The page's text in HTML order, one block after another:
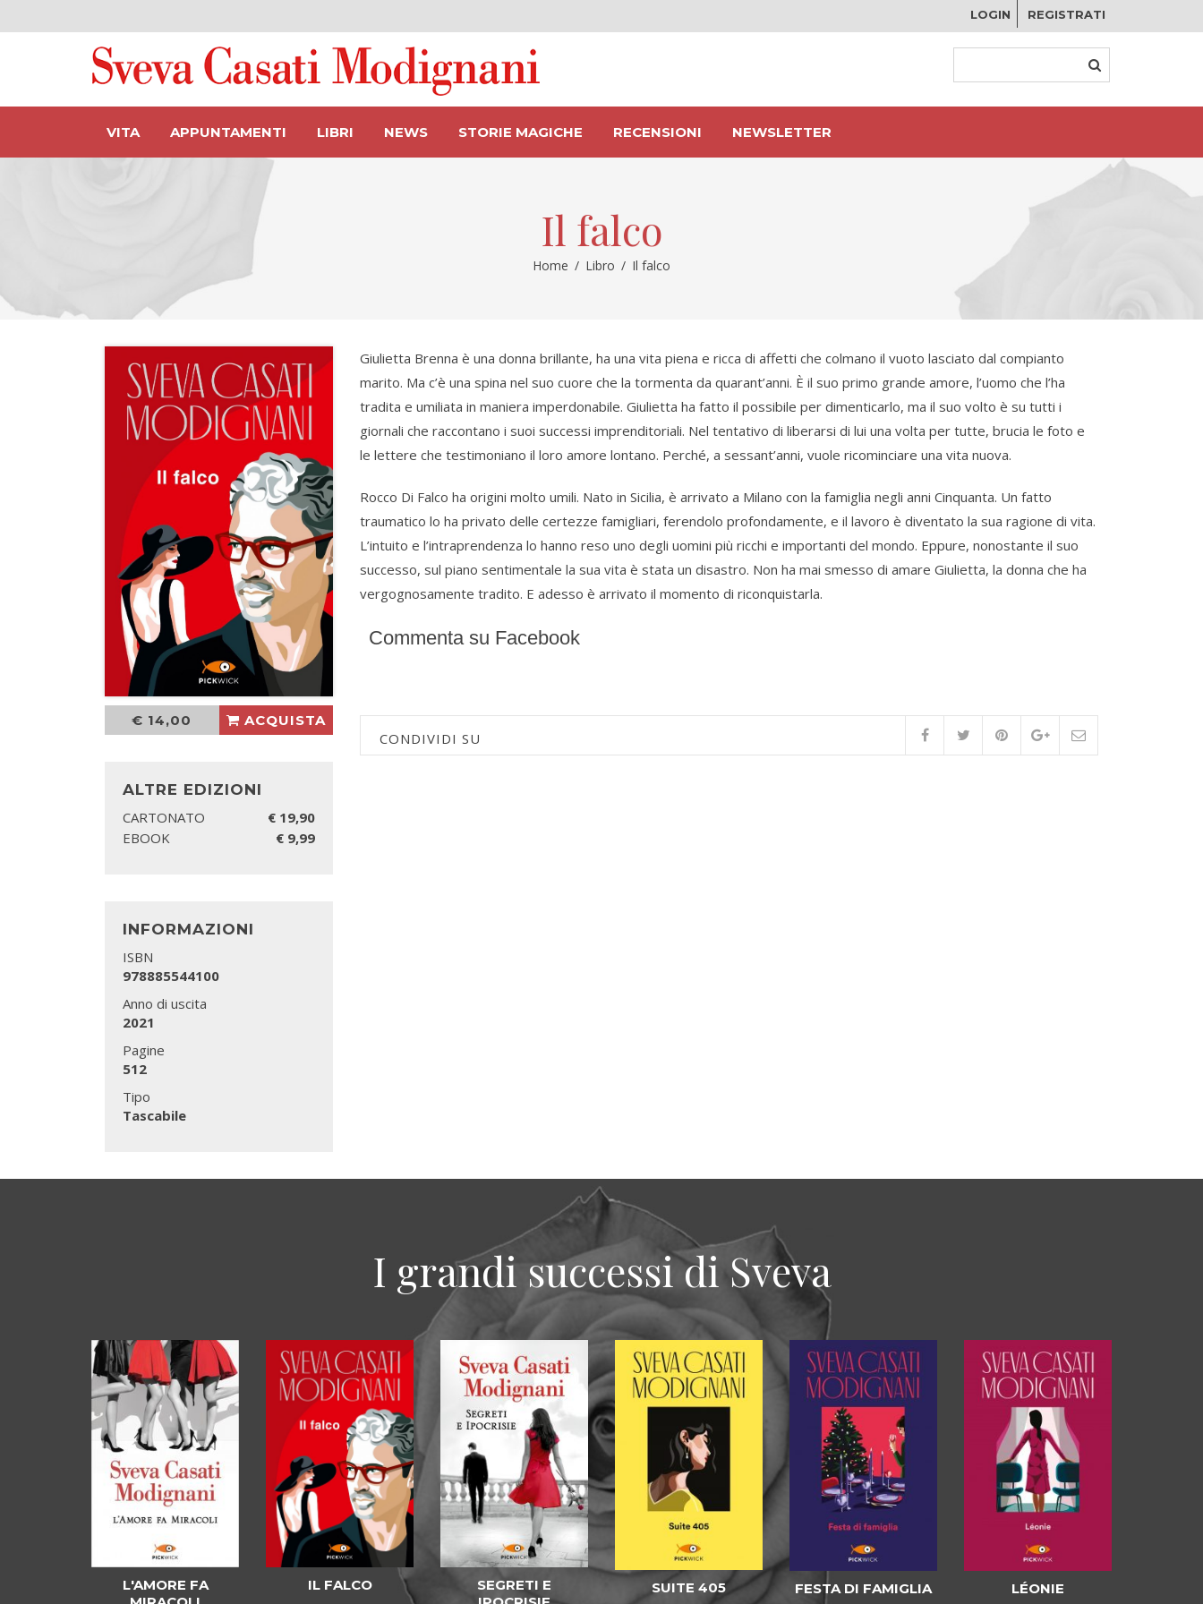
LOGIN REGISTRATI
VITA APPUNTAMENTI LIBRI NEWS STORIE MAGICHE RECENSIONI NEWSLETTER
Il falco
Home / Libro / Il falco
€ 14,00 ACQUISTA
ALTRE EDIZIONI
CARTONATO
€ 19,90
EBOOK
€ 9,99
INFORMAZIONI
ISBN
978885544100
Anno di uscita
2021
Pagine
512
Tipo
Tascabile
Giulietta Brenna è una donna brillante, ha una vita piena e ricca di affetti che colmano il vuoto lasciato dal compianto
marito. Ma c’è una spina nel suo cuore che la tormenta da quarant’anni. È il suo primo grande amore, l’uomo che l’ha
tradita e umiliata in maniera imperdonabile. Giulietta ha fatto il possibile per dimenticarlo, ma il suo volto è su tutti i
giornali che raccontano i suoi successi imprenditoriali. Nel tentativo di liberarsi di lui una volta per tutte, brucia le foto e
le lettere che testimoniano il loro amore lontano. Perché, a sessant’anni, vuole ricominciare una vita nuova.
Rocco Di Falco ha origini molto umili. Nato in Sicilia, è arrivato a Milano con la famiglia negli anni Cinquanta. Un fatto
traumatico lo ha privato delle certezze famigliari, ferendolo profondamente, e il lavoro è diventato la sua ragione di vita.
L’intuito e l’intraprendenza lo hanno reso uno degli uomini più ricchi e importanti del mondo. Eppure, nonostante il suo
successo, sul piano sentimentale la sua vita è stata un disastro. Non ha mai smesso di amare Giulietta, la donna che ha
vergognosamente tradito. E adesso è arrivato il momento di riconquistarla.
Commenta su Facebook
CONDIVIDI SU
I grandi successi di Sveva
L'AMORE FA
IL FALCO
SEGRETI E
SUITE 405 FESTA DI FAMIGLIA LÉONIE